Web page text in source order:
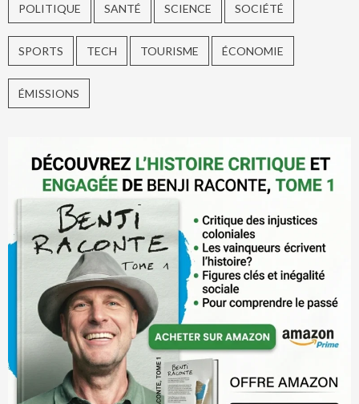
POLITIQUE SANTÉ SCIENCE SOCIÉTÉ
SPORTS TECH TOURISME ÉCONOMIE
ÉMISSIONS